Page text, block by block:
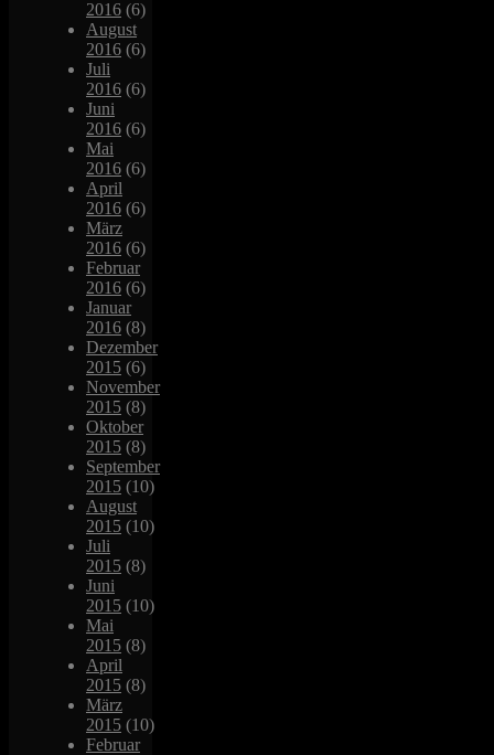
2016 (6)
August
2016 (6)
Juli
2016 (6)
Juni
2016 (6)
Mai
2016 (6)
April
2016 (6)
März
2016 (6)
Februar
2016 (6)
Januar
2016 (8)
Dezember
2015 (6)
November
2015 (8)
Oktober
2015 (8)
September
2015 (10)
August
2015 (10)
Juli
2015 (8)
Juni
2015 (10)
Mai
2015 (8)
April
2015 (8)
März
2015 (10)
Februar